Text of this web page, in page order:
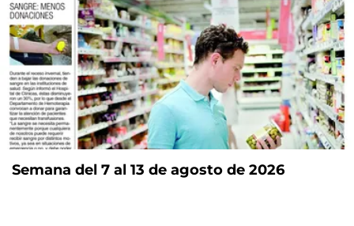
Semana del 7 al 13 de agosto de 2026